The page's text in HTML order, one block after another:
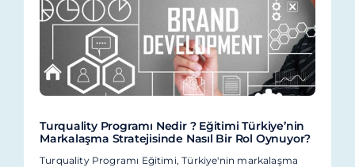
Turquality Programı Nedir ? Eğitimi Türkiye’nin
Markalaşma Stratejisinde Nasıl Bir Rol Oynuyor?
Turquality Programı Eğitimi, Türkiye'nin markalaşma